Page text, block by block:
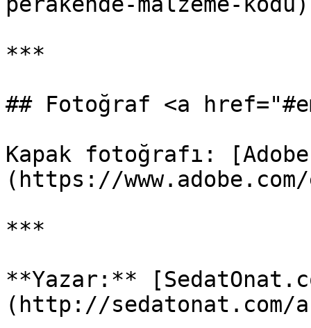
***
## Fotoğraf <a
Kapak fotoğrafı:
(https://
***
**Yazar:**